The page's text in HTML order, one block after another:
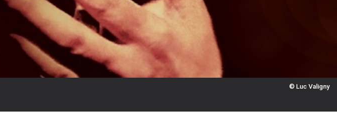
© Luc Valigny